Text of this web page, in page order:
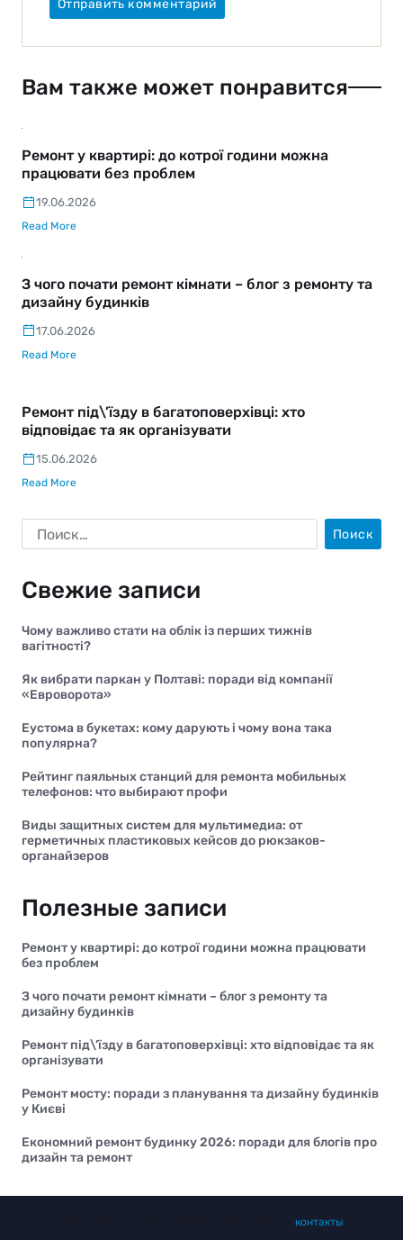
Вам также может понравится
Ремонт у квартирі: до котрої години можна
працювати без проблем
19.06.2026
Read More
З чого почати ремонт кімнати – блог з ремонту та
дизайну будинків
17.06.2026
Read More
Ремонт під\’їзду в багатоповерхівці: хто
відповідає та як організувати
15.06.2026
Read More
Свежие записи
Чому важливо стати на облік із перших тижнів
вагітності?
Як вибрати паркан у Полтаві: поради від компанії
«Евроворота»
Еустома в букетах: кому дарують і чому вона така
популярна?
Рейтинг паяльных станций для ремонта мобильных
телефонов: что выбирают профи
Виды защитных систем для мультимедиа: от
герметичных пластиковых кейсов до рюкзаков-
органайзеров
Полезные записи
Ремонт у квартирі: до котрої години можна працювати
без проблем
З чого почати ремонт кімнати – блог з ремонту та
дизайну будинків
Ремонт під\’їзду в багатоповерхівці: хто відповідає та як
організувати
Ремонт мосту: поради з планування та дизайну будинків
у Києві
Економний ремонт будинку 2026: поради для блогів про
дизайн та ремонт
контакты